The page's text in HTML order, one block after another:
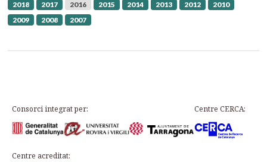
2018
2017 2016 2015 2014 2013 2012
2010
2009
2008 2007
Consorci integrat per: Centre CERCA:
Centre acreditat: